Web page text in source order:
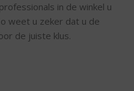
in de winkel u
weet u zeker dat u de
de juiste klus.